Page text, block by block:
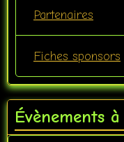
Partenaires
Fiches sponsors
Évènements